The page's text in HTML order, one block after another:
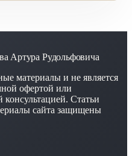
Артура Рудольфовича
материалы и не является
офертой или
Статьи
сайта защищены